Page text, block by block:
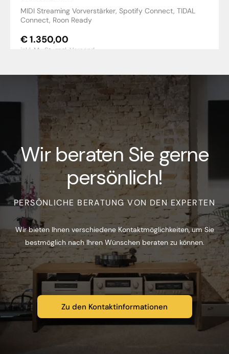
MIDI Streaming Vorverstärker, Spotify Connect, TIDAL
Connect, Roon Ready
€1.350,00
inkl. MwSt., zzgl. Versand
Wir beraten Sie gerne
persönlich!
PERSÖNLICHE BERATUNG VON DEN EXPERTEN
Wir bieten Ihnen verschiedene Kontaktmöglichkeiten, um Sie
bestmöglich nach Ihren Wünschen beraten zu können.
Zu den Kontaktinformationen